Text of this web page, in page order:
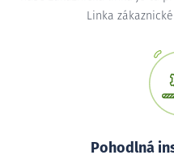
Linka
Pohodlná